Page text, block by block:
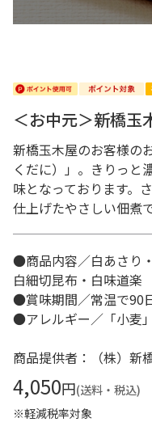
＜お中元＞新橋玉
新橋玉木屋のお客様の
くだに）」。きりっと
味となっております。
仕上げたやさしい佃煮で
●商品内容／白あさり
白細切昆布・白味道
●賞味期間／常温で90
●アレルギー／「小麦
商品提供者：（株）新
4,050円(送料・税込)
※軽減税率対象